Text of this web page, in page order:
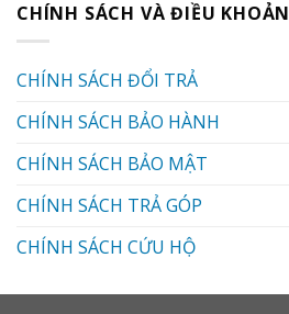
CHÍNH SÁCH VÀ ĐIỀU KHOẢN
CHÍNH SÁCH ĐỔI TRẢ
CHÍNH SÁCH BẢO HÀNH
CHÍNH SÁCH BẢO MẬT
CHÍNH SÁCH TRẢ GÓP
CHÍNH SÁCH CỨU HỘ